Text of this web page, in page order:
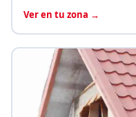
Ver en tu zona →